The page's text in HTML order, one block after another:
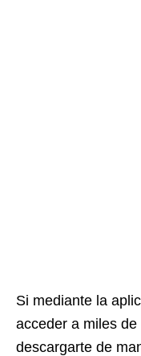
Si mediante la
acceder a miles
descargarte de